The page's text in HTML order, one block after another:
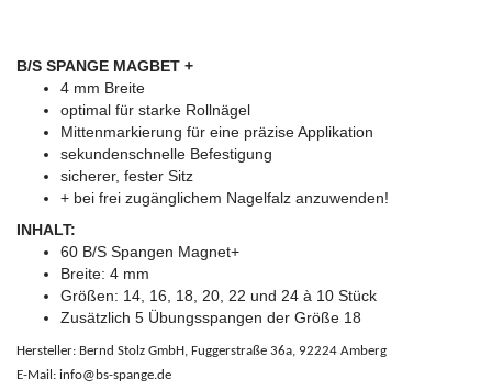
B/S SPANGE MAGBET +
4 mm Breite
optimal für starke Rollnägel
Mittenmarkierung für eine präzise Applikation
sekundenschnelle Befestigung
sicherer, fester Sitz
+ bei frei zugänglichem Nagelfalz anzuwenden!
INHALT:
60 B/S Spangen Magnet+
Breite: 4 mm
Größen: 14, 16, 18, 20, 22 und 24 à 10 Stück
Zusätzlich 5 Übungsspangen der Größe 18
Hersteller: Bernd Stolz GmbH, Fuggerstraße 36a, 92224 Amberg
E-Mail: info@bs-spange.de